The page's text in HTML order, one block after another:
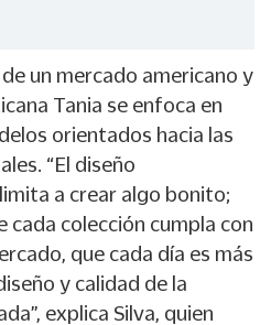
un mercado americano y
Tania se enfoca en
orientados hacia las
“El diseño
a crear algo bonito;
cada colección cumpla con
que cada día es más
y calidad de la
explica Silva, quien